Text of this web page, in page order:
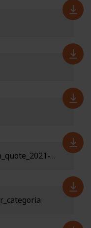
iscritti_per_societa_con_quote_2021-11-05